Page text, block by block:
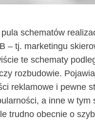
schematów
– tj. marketingu
te schematy
rozbudowie.
reklamowe i pewne
a inne w tym
trudno obecnie o